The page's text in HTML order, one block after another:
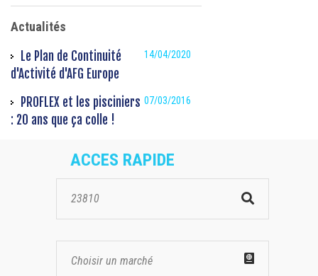
Actualités
14/04/2020
Le Plan de Continuité
d'Activité d'AFG Europe
07/03/2016
PROFLEX et les pisciniers
: 20 ans que ça colle !
ACCES RAPIDE
Choisir un marché